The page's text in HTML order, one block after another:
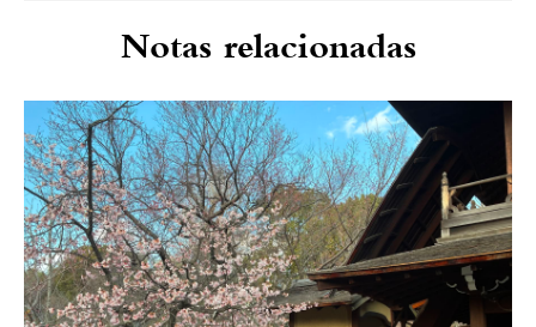
Notas relacionadas